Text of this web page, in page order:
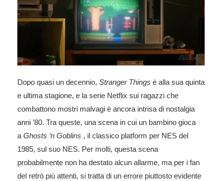
Dopo quasi un decennio, Stranger Things è alla sua quinta
e ultima stagione, e la serie Netflix sui ragazzi che
combattono mostri malvagi è ancora intrisa di nostalgia
anni ’80. Tra queste, una scena in cui un bambino gioca
a Ghosts ‘n Goblins , il classico platform per NES del
1985, sul suo NES. Per molti, questa scena
probabilmente non ha destato alcun allarme, ma per i fan
del retrò più attenti, si tratta di un errore piuttosto evidente